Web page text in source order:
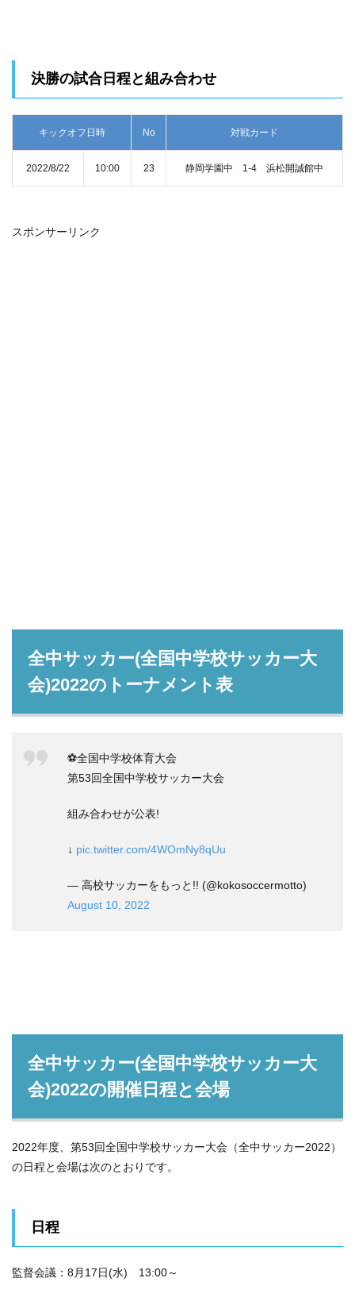
決勝の試合日程と組み合わせ
キックオフ日時 No 対戦カード
2022/8/22 10:00 23 静岡学園中 1-4 浜松開誠館中
スポンサーリンク
全中サッカー(全国中学校サッカー大
会)2022のトーナメント表
⚽全国中学校体育大会
第53回全国中学校サッカー大会
組み合わせが公表!
↓ pic.twitter.com/4WOmNy8qUu
— 高校サッカーをもっと!! (@kokosoccermotto)
August 10, 2022
全中サッカー(全国中学校サッカー大
会)2022の開催日程と会場
2022年度、第53回全国中学校サッカー大会（全中サッカー2022）
の日程と会場は次のとおりです。
日程
監督会議：8月17日(水) 13:00～